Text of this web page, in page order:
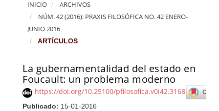
INICIO
ARCHIVOS
NÚM. 42 (2016): PRAXIS FILOSÓFICA NO. 42 ENERO-
JUNIO 2016
ARTÍCULOS
La gubernamentalidad del estado en
Foucault: un problema moderno
https://doi.org/10.25100/pfilosofica.v0i42.3168
Publicado: 15-01-2016
Barra lateral del artículo